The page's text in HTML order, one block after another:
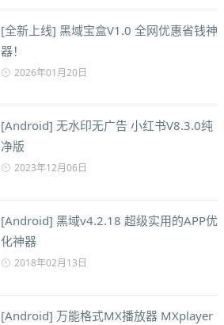
[全新上线] 黑域宝盒V1.0 全网优惠省钱神
器！
2026年01月20日
[Android] 无水印无广告 小红书V8.3.0纯
净版
2023年12月06日
[Android] 黑域v4.2.18 超级实用的APP优
化神器
2018年02月13日
[Android] 万能格式MX播放器 MXplayer